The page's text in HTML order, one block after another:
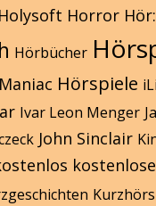
Holysoft Horror
Hörbücher
Hörspiele
Ivar Leon Menger
John Sinclair